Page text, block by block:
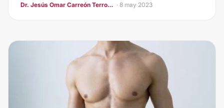
Dr. Jesús Omar Carreón Terrones · 8 may 2023